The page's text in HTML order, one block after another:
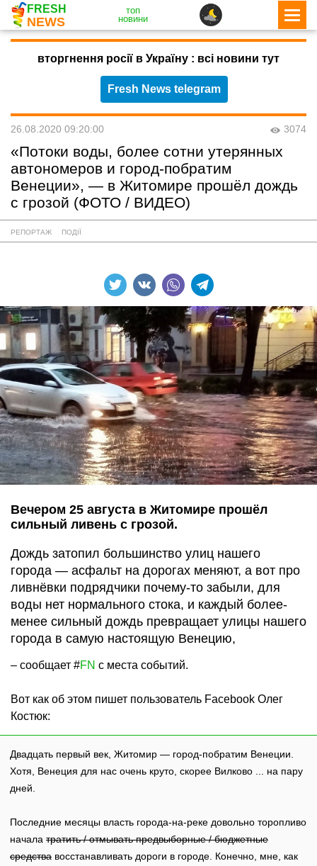
FRESH
NEWS
топ
новини
вторгнення росії в Україну : всі новини тут
Fresh News telegram
26.08.2020 09:20:00 3074
«Потоки воды, более сотни утерянных
автономеров и город-побратим
Венеции», — в Житомире прошёл дождь
с грозой (ФОТО / ВИДЕО)
РЕПОРТАЖ ПОДІЇ
Вечером 25 августа в Житомире прошёл
сильный ливень с грозой.
Дождь затопил большинство улиц нашего
города — асфальт на дорогах меняют, а вот про
ливнёвки подрядчики почему-то забыли, для
воды нет нормального стока, и каждый более-
менее сильный дождь превращает улицы нашего
города в самую настоящую Венецию,
– сообщает #FN c места событий.
Вот как об этом пишет пользователь Facebook Олег
Костюк:
Двадцать первый век, Житомир — город-побратим Венеции.
Хотя, Венеция для нас очень круто, скорее Вилково ... на пару
дней.
Последние месяцы власть города-на-реке довольно торопливо
начала тратить / отмывать предвыборные / бюджетные
средства восстанавливать дороги в городе. Конечно, мне, как